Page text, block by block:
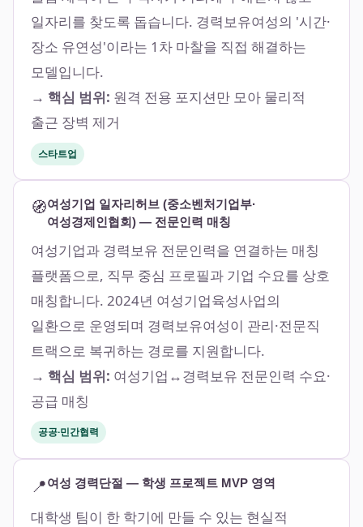
일자리를 찾도록 돕습니다. 경력보유여성의 '시간·
장소 유연성'이라는 1차 마찰을 직접 해결하는
모델입니다.
→ 핵심 범위: 원격 전용 포지션만 모아 물리적
출근 장벽 제거
스타트업
🧭여성기업 일자리허브 (중소벤처기업부·
여성경제인협회) — 전문인력 매칭
여성기업과 경력보유 전문인력을 연결하는 매칭
플랫폼으로, 직무 중심 프로필과 기업 수요를 상호
매칭합니다. 2024년 여성기업육성사업의
일환으로 운영되며 경력보유여성이 관리·전문직
트랙으로 복귀하는 경로를 지원합니다.
→ 핵심 범위: 여성기업↔경력보유 전문인력 수요·
공급 매칭
공공·민간협력
📍여성 경력단절 — 학생 프로젝트 MVP 영역
대학생 팀이 한 학기에 만들 수 있는 현실적